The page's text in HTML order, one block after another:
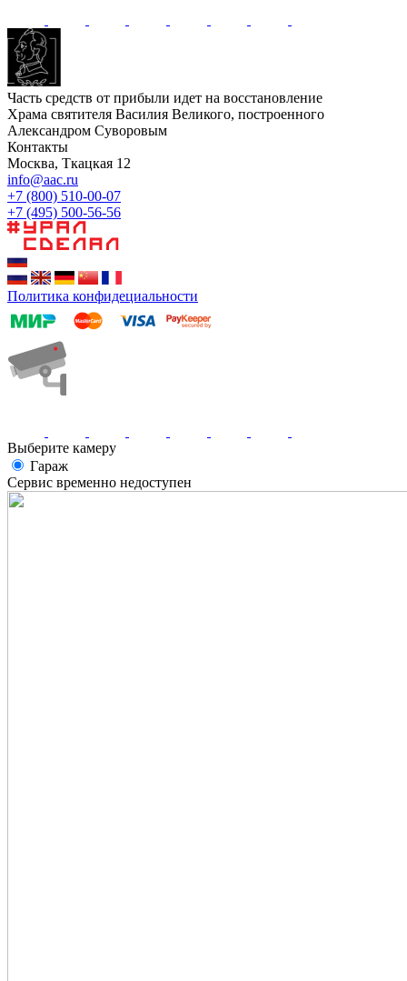
Часть средств от прибыли идет на восстановление
Храма святителя Василия Великого, построенного
Александром Суворовым
Контакты
Москва, Ткацкая 12
info@aac.ru
+7 (800) 510-00-07
+7 (495) 500-56-56
Политика конфидециальности
Выберите камеру
Гараж
Сервис временно недоступен